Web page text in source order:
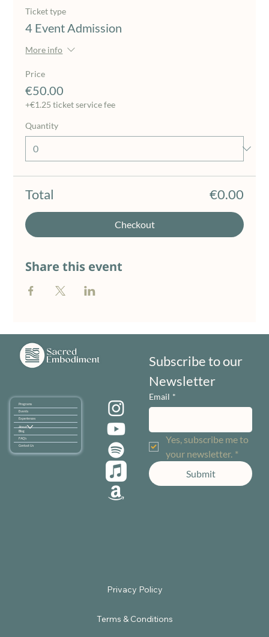
Ticket type
4 Event Admission
More info
Price
€50.00
+€1.25 ticket service fee
Quantity
Total €0.00
Checkout
Share this event
Programs
Events
Experiences
About
Blog
FAQ's
Contact Us
Subscribe to our
Newsletter
Email *
Yes, subscribe me to
your newsletter. *
Submit
Terms & Conditions